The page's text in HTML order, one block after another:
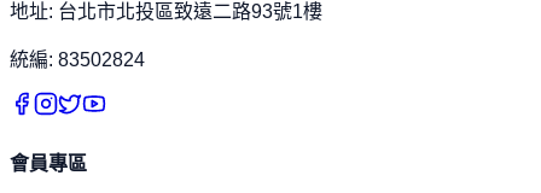
地址: 台北市北投區致遠二路93號1樓
統編: 83502824
會員專區